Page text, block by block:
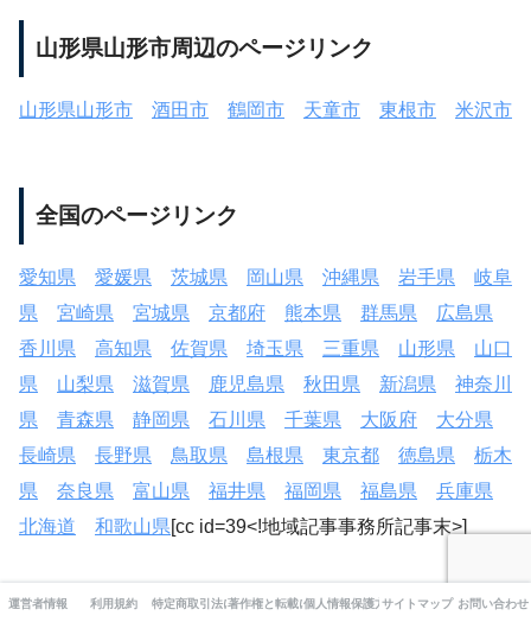
山形県山形市周辺のページリンク
山形県山形市 酒田市 鶴岡市 天童市 東根市 米沢市
全国のページリンク
愛知県 愛媛県 茨城県 岡山県 沖縄県 岩手県
岐阜
県
宮崎県 宮城県 京都府 熊本県 群馬県
広島県
香川県
高知県 佐賀県 埼玉県 三重県 山形県
山口
県
山梨県 滋賀県 鹿児島県 秋田県 新潟県
神奈川
県
青森県 静岡県 石川県 千葉県 大阪府
大分県
長崎県
長野県 鳥取県 島根県 東京都 徳島県
栃木
県
奈良県 富山県 福井県 福岡県 福島県
兵庫県
北海道
和歌山県[cc id=39<!地域記事事務所記事末>]
CATEGORY :山形の買取店
運営者情報 利用規約 特定商取引法に基づく表記
著作権と転載について個人情報保護方針サイトマップ お問い合わせ